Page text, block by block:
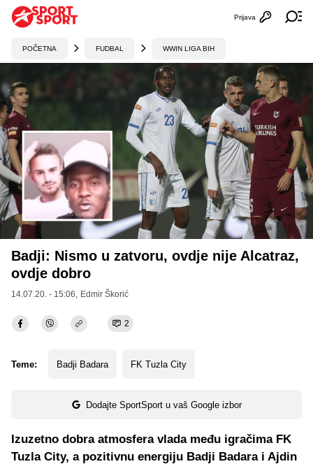
Otvori
Prijava
POČETNA FUDBAL WWIN LIGA BIH
Badji: Nismo u zatvoru, ovdje nije Alcatraz,
ovdje dobro
14.07.20. - 15:06, Edmir Škorić
2
Teme: Badji Badara FK Tuzla City
Dodajte SportSport u vaš Google izbor
Izuzetno dobra atmosfera vlada među igračima FK
Tuzla City, a pozitivnu energiju Badji Badara i Ajdin